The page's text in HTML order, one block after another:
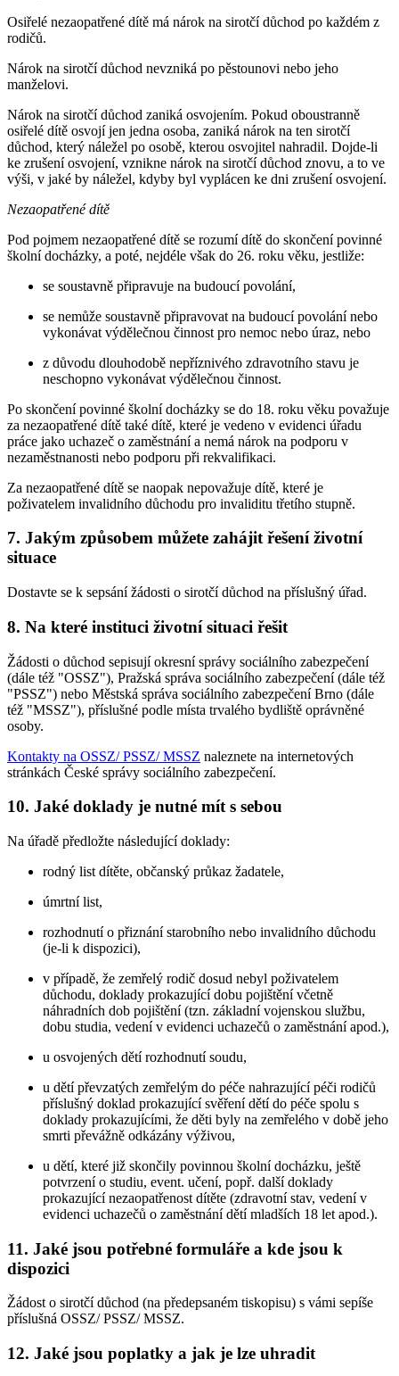
Osiřelé nezaopatřené dítě má nárok na sirotčí důchod po každém z
rodičů.
Nárok na sirotčí důchod nevzniká po pěstounovi nebo jeho
manželovi.
Nárok na sirotčí důchod zaniká osvojením. Pokud oboustranně
osiřelé dítě osvojí jen jedna osoba, zaniká nárok na ten sirotčí
důchod, který náležel po osobě, kterou osvojitel nahradil. Dojde-li
ke zrušení osvojení, vznikne nárok na sirotčí důchod znovu, a to ve
výši, v jaké by náležel, kdyby byl vyplácen ke dni zrušení osvojení.
Nezaopatřené dítě
Pod pojmem nezaopatřené dítě se rozumí dítě do skončení povinné
školní docházky, a poté, nejdéle však do 26. roku věku, jestliže:
se soustavně připravuje na budoucí povolání,
se nemůže soustavně připravovat na budoucí povolání nebo
vykonávat výdělečnou činnost pro nemoc nebo úraz, nebo
z důvodu dlouhodobě nepříznivého zdravotního stavu je
neschopno vykonávat výdělečnou činnost.
Po skončení povinné školní docházky se do 18. roku věku považuje
za nezaopatřené dítě také dítě, které je vedeno v evidenci úřadu
práce jako uchazeč o zaměstnání a nemá nárok na podporu v
nezaměstnanosti nebo podporu při rekvalifikaci.
Za nezaopatřené dítě se naopak nepovažuje dítě, které je
poživatelem invalidního důchodu pro invaliditu třetího stupně.
7. Jakým způsobem můžete zahájit řešení životní
situace
Dostavte se k sepsání žádosti o sirotčí důchod na příslušný úřad.
8. Na které instituci životní situaci řešit
Žádosti o důchod sepisují okresní správy sociálního zabezpečení
(dále též "OSSZ"), Pražská správa sociálního zabezpečení (dále též
"PSSZ") nebo Městská správa sociálního zabezpečení Brno (dále
též "MSSZ"), příslušné podle místa trvalého bydliště oprávněné
osoby.
Kontakty na OSSZ/ PSSZ/ MSSZ naleznete na internetových
stránkách České správy sociálního zabezpečení.
10. Jaké doklady je nutné mít s sebou
Na úřadě předložte následující doklady:
rodný list dítěte, občanský průkaz žadatele,
úmrtní list,
rozhodnutí o přiznání starobního nebo invalidního důchodu
(je-li k dispozici),
v případě, že zemřelý rodič dosud nebyl poživatelem
důchodu, doklady prokazující dobu pojištění včetně
náhradních dob pojištění (tzn. základní vojenskou službu,
dobu studia, vedení v evidenci uchazečů o zaměstnání apod.),
u osvojených dětí rozhodnutí soudu,
u dětí převzatých zemřelým do péče nahrazující péči rodičů
příslušný doklad prokazující svěření dětí do péče spolu s
doklady prokazujícími, že děti byly na zemřelého v době jeho
smrti převážně odkázány výživou,
u dětí, které již skončily povinnou školní docházku, ještě
potvrzení o studiu, event. učení, popř. další doklady
prokazující nezaopatřenost dítěte (zdravotní stav, vedení v
evidenci uchazečů o zaměstnání dětí mladších 18 let apod.).
11. Jaké jsou potřebné formuláře a kde jsou k
dispozici
Žádost o sirotčí důchod (na předepsaném tiskopisu) s vámi sepíše
příslušná OSSZ/ PSSZ/ MSSZ.
12. Jaké jsou poplatky a jak je lze uhradit